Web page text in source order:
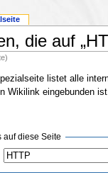
die auf
listet alle
Wikilink eingebunden
auf diese Seite